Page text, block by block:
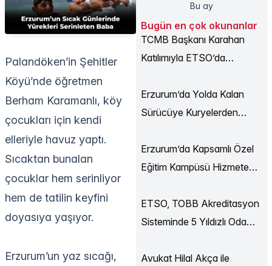
Palandöken’in Şehitler
Köyü’nde öğretmen
Berham Karamanlı, köy
çocukları için kendi
elleriyle havuz yaptı.
Sıcaktan bunalan
çocuklar hem serinliyor
hem de tatilin keyfini
doyasıya yaşıyor.
Erzurum’un yaz sıcağı,
Bu ay
Bugün en çok okunanlar
TCMB Başkanı Karahan
Katılımıyla ETSO’da
Düzenlendi
Erzurum’da Yolda Kalan
Sürücüye Kuryelerden
Erzurum’da Kapsamlı Özel
Eğitim Kampüsü Hizmete
ETSO, TOBB Akreditasyon
Sisteminde 5 Yıldızlı Oda
Avukat Hilal Akça ile